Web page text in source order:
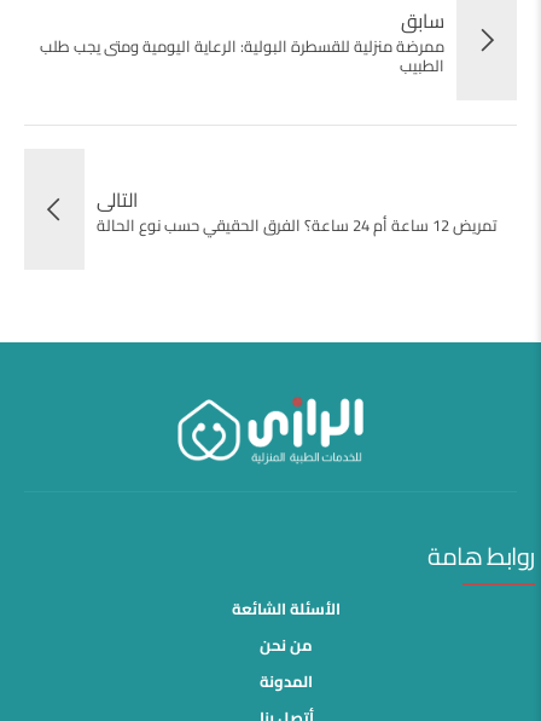
سابق
ممرضة منزلية للقسطرة البولية: الرعاية اليومية ومتى يجب طلب
الطبيب
التالى
تمريض 12 ساعة أم 24 ساعة؟ الفرق الحقيقي حسب نوع الحالة
روابط هامة
الأسئلة الشائعة
من نحن
المدونة